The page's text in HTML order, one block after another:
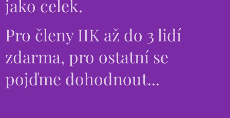
jako celek.
Pro členy IIK až do 3 lidí
zdarma, pro ostatní se
pojďme dohodnout...